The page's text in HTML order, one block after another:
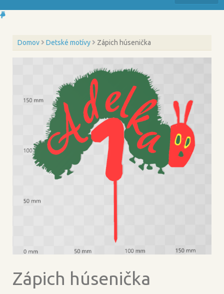
Domov Detské motívy Zápich húsenička
Zápich húsenička